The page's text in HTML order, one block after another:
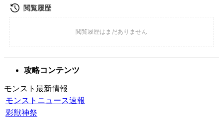
攻略コンテンツ
モンスト最新情報
モンストニュース速報
彩獣神祭